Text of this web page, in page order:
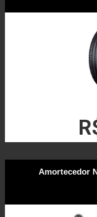
Amortecedor